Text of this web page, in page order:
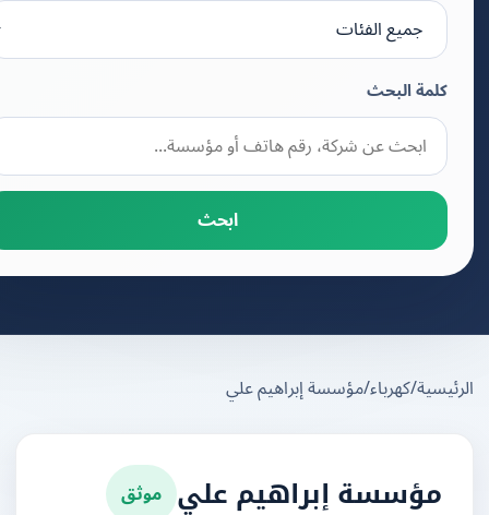
كلمة البحث
ابحث
/كهرباء/مؤسسة إبراهيم علي
مؤسسة إبراهيم علي موثق